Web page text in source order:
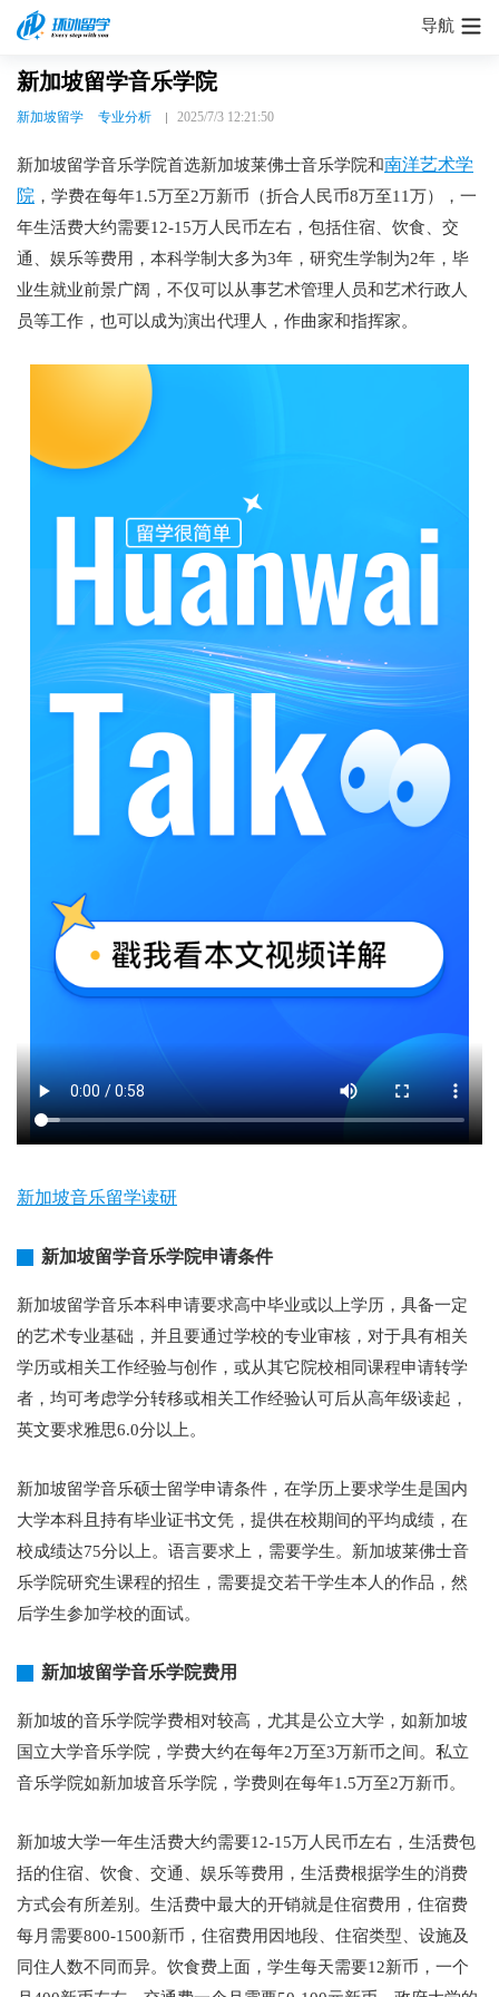
导航
新加坡留学音乐学院
新加坡留学 专业分析 2025/7/3 12:21:50
新加坡留学音乐学院首选新加坡莱佛士音乐学院和南洋艺术学
院 ，学费在每年1.5万至2万新币（折合人民币8万至11万），一
年生活费大约需要12-15万人民币左右，包括住宿、饮食、交
通、娱乐等费用，本科学制大多为3年，研究生学制为2年，毕
业生就业前景广阔，不仅可以从事艺术管理人员和艺术行政人
员等工作，也可以成为演出代理人，作曲家和指挥家。
新加坡音乐留学读研
新加坡留学音乐学院申请条件
新加坡留学音乐本科申请要求高中毕业或以上学历，具备一定
的艺术专业基础，并且要通过学校的专业审核，对于具有相关
学历或相关工作经验与创作，或从其它院校相同课程申请转学
者，均可考虑学分转移或相关工作经验认可后从高年级读起，
英文要求雅思6.0分以上。
新加坡留学音乐硕士留学申请条件，在学历上要求学生是国内
大学本科且持有毕业证书文凭，提供在校期间的平均成绩，在
校成绩达75分以上。语言要求上，需要学生。新加坡莱佛士音
乐学院研究生课程的招生，需要提交若干学生本人的作品，然
后学生参加学校的面试。
新加坡留学音乐学院费用
新加坡的音乐学院学费相对较高，尤其是公立大学，如新加坡
国立大学音乐学院，学费大约在每年2万至3万新币之间。私立
音乐学院如新加坡音乐学院，学费则在每年1.5万至2万新币。
新加坡大学一年生活费大约需要12-15万人民币左右，生活费包
括的住宿、饮食、交通、娱乐等费用，生活费根据学生的消费
方式会有所差别。生活费中最大的开销就是住宿费用，住宿费
每月需要800-1500新币，住宿费用因地段、住宿类型、设施及
同住人数不同而异。饮食费上面，学生每天需要12新币，一个